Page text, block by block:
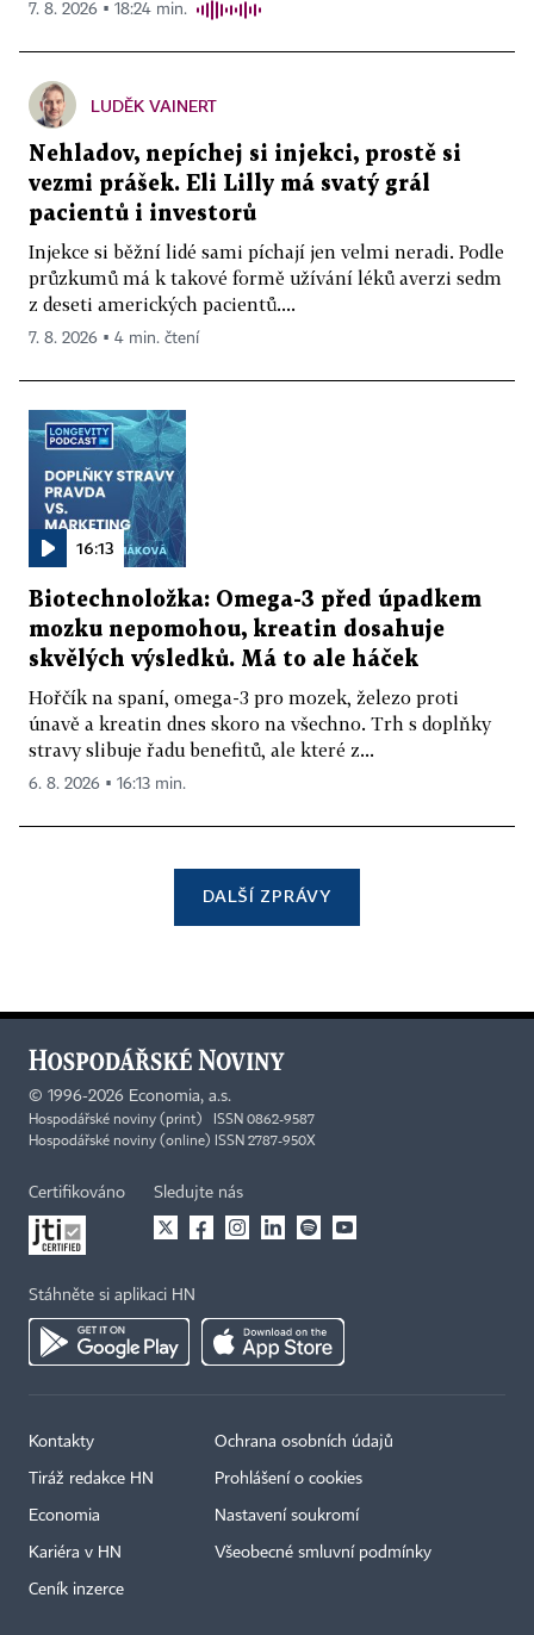
7. 8. 2026 ▪ 18:24 min.
LUDĚK VAINERT
Nehladov, nepíchej si injekci, prostě si
vezmi prášek. Eli Lilly má svatý grál
pacientů i investorů
Injekce si běžní lidé sami píchají jen velmi neradi. Podle
průzkumů má k takové formě užívání léků averzi sedm
z deseti amerických pacientů....
7. 8. 2026 ▪ 4 min. čtení
16:13
Biotechnoložka: Omega-3 před úpadkem
mozku nepomohou, kreatin dosahuje
skvělých výsledků. Má to ale háček
Hořčík na spaní, omega-3 pro mozek, železo proti
únavě a kreatin dnes skoro na všechno. Trh s doplňky
stravy slibuje řadu benefitů, ale které z...
6. 8. 2026 ▪ 16:13 min.
DALŠÍ ZPRÁVY
© 1996-2026 Economia, a.s.
Hospodářské noviny (print) ISSN 0862-9587
Hospodářské noviny (online) ISSN 2787-950X
Certifikováno Sledujte nás
Stáhněte si aplikaci HN
Kontakty
Tiráž redakce HN
Economia
Kariéra v HN
Ceník inzerce
Ochrana osobních údajů
Prohlášení o cookies
Nastavení soukromí
Všeobecné smluvní podmínky